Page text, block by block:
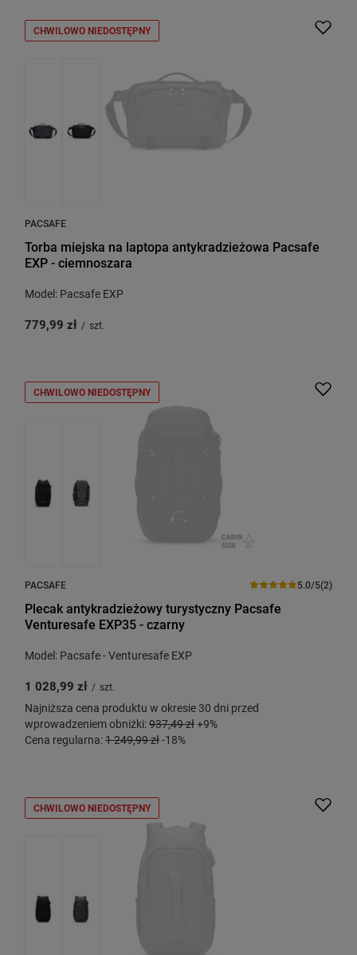
CHWILOWO NIEDOSTĘPNY
PACSAFE
Torba miejska na laptopa antykradzieżowa Pacsafe
EXP - ciemnoszara
Model: Pacsafe EXP
779,99 zł / szt.
CHWILOWO NIEDOSTĘPNY
PACSAFE 5.0/5(2)
Plecak antykradzieżowy turystyczny Pacsafe
Venturesafe EXP35 - czarny
Model: Pacsafe - Venturesafe EXP
1 028,99 zł / szt.
Najniższa cena produktu w okresie 30 dni przed
wprowadzeniem obniżki:937,49 zł+9%
Cena regularna:1 249,99 zł-18%
CHWILOWO NIEDOSTĘPNY